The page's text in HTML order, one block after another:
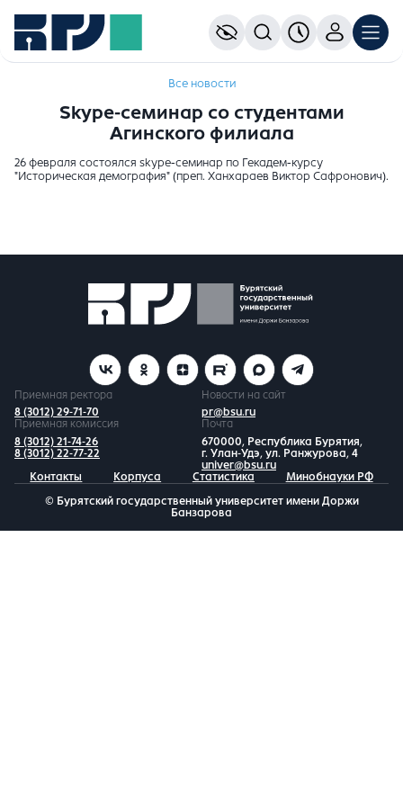
Все новости
Skype-семинар со студентами
Агинского филиала
26 февраля состоялся skype-семинар по Гекадем-курсу
"Историческая демография" (преп. Ханхараев Виктор Сафронович).
Приемная ректора
8 (3012) 29-71-70
Новости на сайт
pr@bsu.ru
Приемная комиссия
8 (3012) 21-74-26
8 (3012) 22-77-22
Почта
670000, Республика Бурятия,
г. Улан-Удэ, ул. Ранжурова, 4
univer@bsu.ru
Контакты
Корпуса Статистика Минобнауки РФ
© Бурятский государственный университет имени Доржи
Банзарова